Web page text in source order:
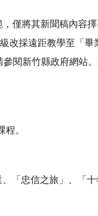
僅將其新聞稿內容擇
改採遠距教學至「畢
閱新竹縣政府網站
。
「忠信之旅」、「